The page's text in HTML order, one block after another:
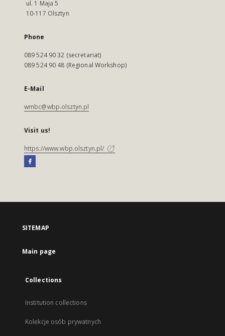
ul. 1 Maja 5
10-117 Olsztyn
Phone
089 524 90 32 (secretariat)
089 524 90 48 (Regional Workshop)
E-Mail
wmbc@wbp.olsztyn.pl
Visit us!
https://www.wbp.olsztyn.pl/
SITEMAP
Main page
Collections
Institution collections
Kolekcje osób prywatnych